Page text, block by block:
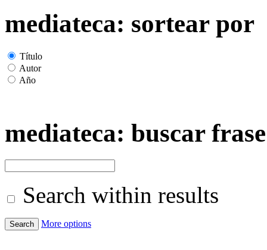
mediateca: sortear por
Título
Autor
Año
mediateca: buscar frase
Search within results
More options